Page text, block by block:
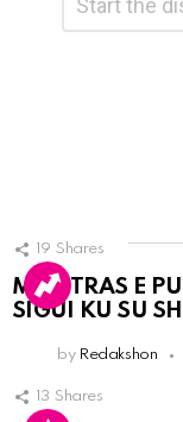
Reply
19 Shares
MIENTRAS E
SIGUI KU SU
by Redakshon
13 Shares